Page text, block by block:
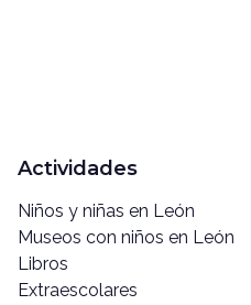
Actividades
Niños y niñas en León
Museos con niños en León
Libros
Extraescolares